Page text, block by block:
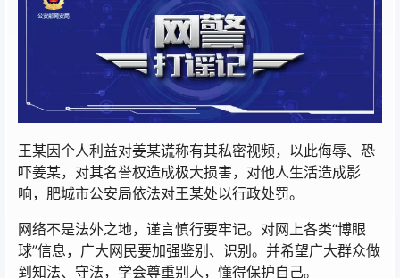
王某因个人利益对姜某谎称有其私密视频，以此侮辱、恐
吓姜某，对其名誉权造成极大损害，对他人生活造成影
响，肥城市公安局依法对王某处以行政处罚。
网络不是法外之地，谨言慎行要牢记。对网上各类“博眼
球”信息，广大网民要加强鉴别、识别。并希望广大群众做
到知法、守法，学会尊重别人，懂得保护自己。